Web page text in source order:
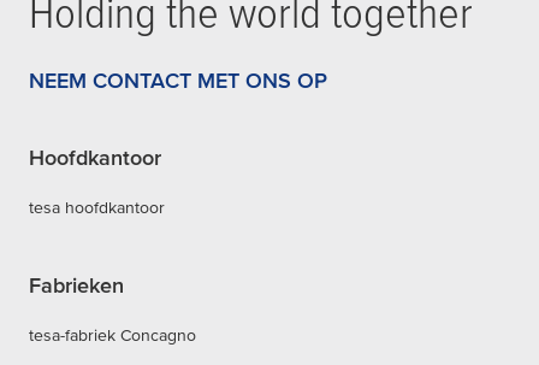
Holding the world together
NEEM CONTACT MET ONS OP
Hoofdkantoor
tesa hoofdkantoor
Fabrieken
tesa-fabriek Concagno